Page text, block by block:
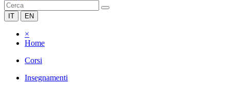
IT EN
×
Home
Corsi
Insegnamenti